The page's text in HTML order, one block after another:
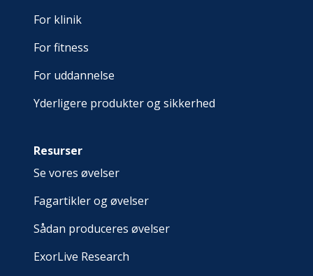
For klinik
For fitness
For uddannelse
Yderligere produkter og sikkerhed
Resurser
Se vores øvelser
Fagartikler og øvelser
Sådan produceres øvelser
ExorLive Research